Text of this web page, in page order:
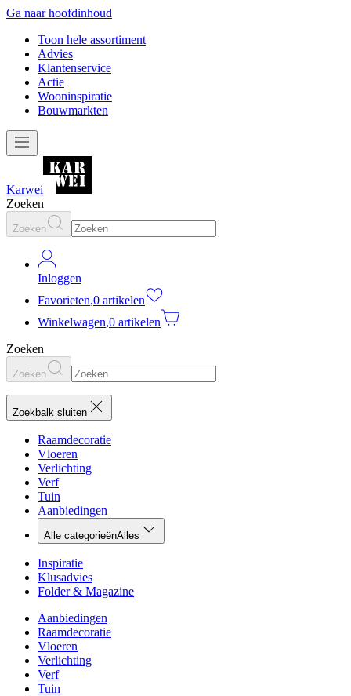
Ga naar hoofdinhoud
Toon hele assortiment
Advies
Klantenservice
Actie
Wooninspiratie
Bouwmarkten
Karwei
Zoeken
Zoeken
Inloggen
Favorieten,0 artikelen
Winkelwagen,0 artikelen
Zoeken
Zoeken
Zoekbalk sluiten
Raamdecoratie
Vloeren
Verlichting
Verf
Tuin
Aanbiedingen
Alle categorieënAlles
Inspiratie
Klusadvies
Folder & Magazine
Aanbiedingen
Raamdecoratie
Vloeren
Verlichting
Verf
Tuin